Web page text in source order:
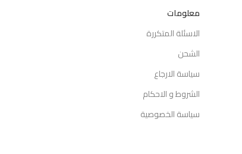
معلومات
الاسئلة المتكررة
الشحن
سياسة الارجاع
الشروط و الاحكام
سياسة الخصوصية